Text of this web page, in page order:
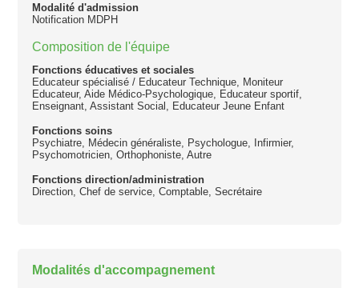
Modalité d'admission
Notification MDPH
Composition de l'équipe
Fonctions éducatives et sociales
Educateur spécialisé / Educateur Technique, Moniteur
Educateur, Aide Médico-Psychologique, Educateur sportif,
Enseignant, Assistant Social, Educateur Jeune Enfant
Fonctions soins
Psychiatre, Médecin généraliste, Psychologue, Infirmier,
Psychomotricien, Orthophoniste, Autre
Fonctions direction/administration
Direction, Chef de service, Comptable, Secrétaire
Modalités d'accompagnement